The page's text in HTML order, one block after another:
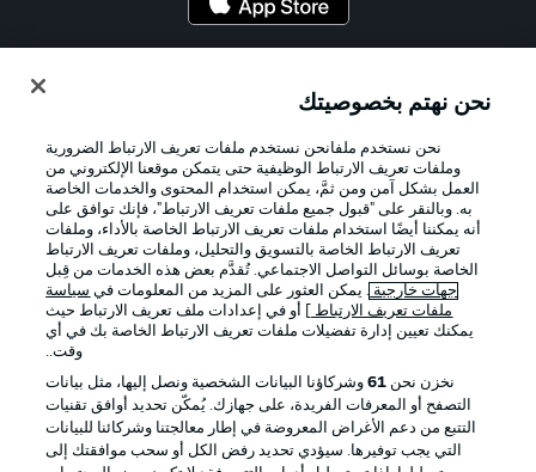
الإعلانات الإخطارات القانونية
شروط الاستخدام القنوات الناقلة
الوظائف جهة النشر
نحن نهتم بخصوصيتك
نحن نستخدم ملفانحن نستخدم ملفات تعريف الارتباط الضرورية
وملفات تعريف الارتباط الوظيفية حتى يتمكن موقعنا الإلكتروني من
العمل بشكل آمن ومن ثمَّ، يمكن استخدام المحتوى والخدمات الخاصة
به. وبالنقر على "قبول جميع ملفات تعريف الارتباط"، فإنك توافق على
أنه يمكننا أيضًا استخدام ملفات تعريف الارتباط الخاصة بالأداء، وملفات
تعريف الارتباط الخاصة بالتسويق والتحليل، وملفات تعريف الارتباط
الخاصة بوسائل التواصل الاجتماعي. تُقدَّم بعض هذه الخدمات من قِبل
جهات خارجية . يمكن العثور على المزيد من المعلومات في سياسة
ملفات تعريف الارتباط
] أو في إعدادات ملف تعريف الارتباط حيث
يمكنك تعيين إدارة تفضيلات ملفات تعريف الارتباط الخاصة بك في أي
وقت..
نخزن نحن 61وشركاؤنا البيانات الشخصية ونصل إليها، مثل بيانات
التصفح أو المعرفات الفريدة، على جهازك. يُمكّن تحديد أوافق تقنيات
التتبع من دعم الأغراض المعروضة في إطار معالجتنا وشركائنا للبيانات
التي يجب توفيرها. سيؤدي تحديد رفض الكل أو سحب موافقتك إلى